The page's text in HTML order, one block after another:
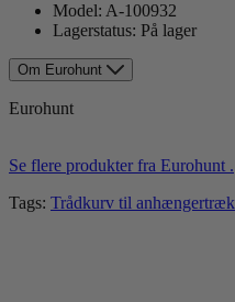
Model: A-100932
Lagerstatus: På lager
Om Eurohunt
Eurohunt
Se flere produkter fra Eurohunt .
Tags: Trådkurv til anhængertræk